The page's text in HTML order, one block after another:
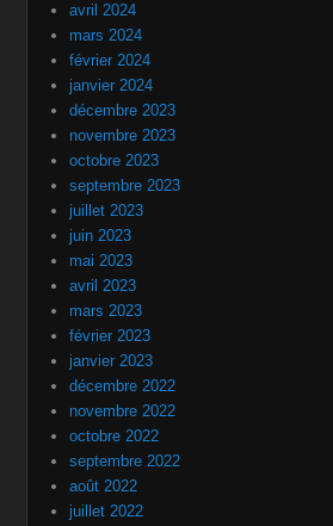
avril 2024
mars 2024
février 2024
janvier 2024
décembre 2023
novembre 2023
octobre 2023
septembre 2023
juillet 2023
juin 2023
mai 2023
avril 2023
mars 2023
février 2023
janvier 2023
décembre 2022
novembre 2022
octobre 2022
septembre 2022
août 2022
juillet 2022